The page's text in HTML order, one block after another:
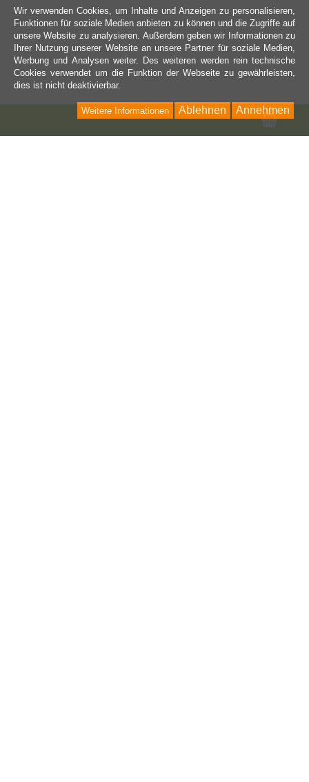
Wir verwenden Cookies, um Inhalte und Anzeigen zu personalisieren,
Funktionen für soziale Medien anbieten zu können und die Zugriffe auf
unsere Website zu analysieren. Außerdem geben wir Informationen zu
Ihrer Nutzung unserer Website an unsere Partner für soziale Medien,
Werbung und Analysen weiter. Des weiteren werden rein technische
Cookies verwendet um die Funktion der Webseite zu gewährleisten,
dies ist nicht deaktivierbar.
Annehmen
Ablehnen
Weitere Informationen